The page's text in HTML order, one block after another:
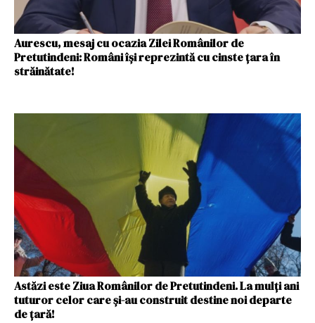
Aurescu, mesaj cu ocazia Zilei Românilor de
Pretutindeni: Români își reprezintă cu cinste țara în
străinătate!
Astăzi este Ziua Românilor de Pretutindeni. La mulți ani
tuturor celor care și-au construit destine noi departe
de țară!